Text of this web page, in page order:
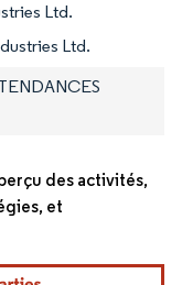
Ltd.
Ltd.
des activités,
et